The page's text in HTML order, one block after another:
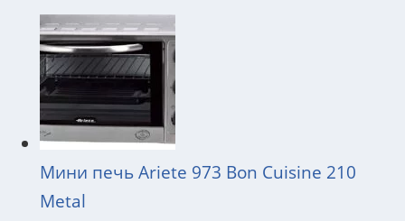
Мини печь Ariete 973 Bon Cuisine 210
Metal